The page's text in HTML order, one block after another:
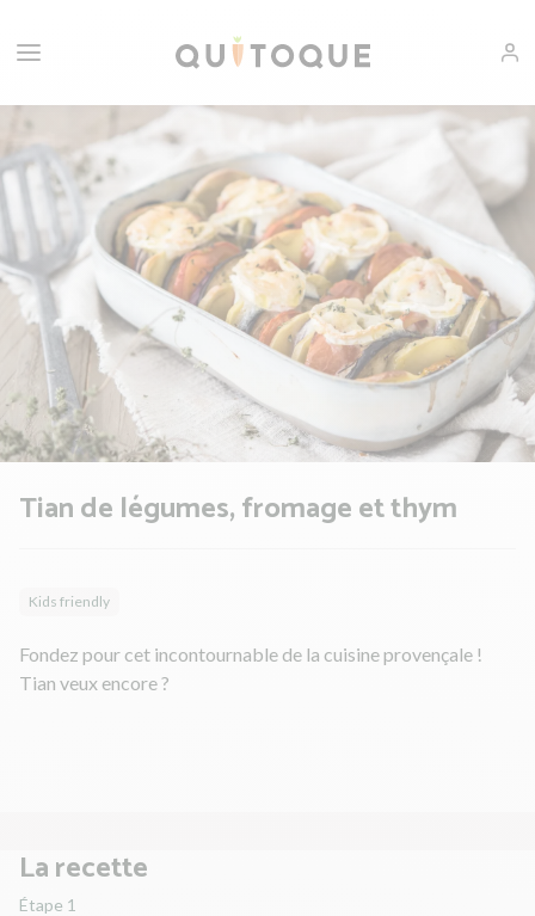
Tian de légumes, fromage et thym
Kids friendly
Fondez pour cet incontournable de la cuisine provençale !
Tian veux encore ?
La recette
Étape 1